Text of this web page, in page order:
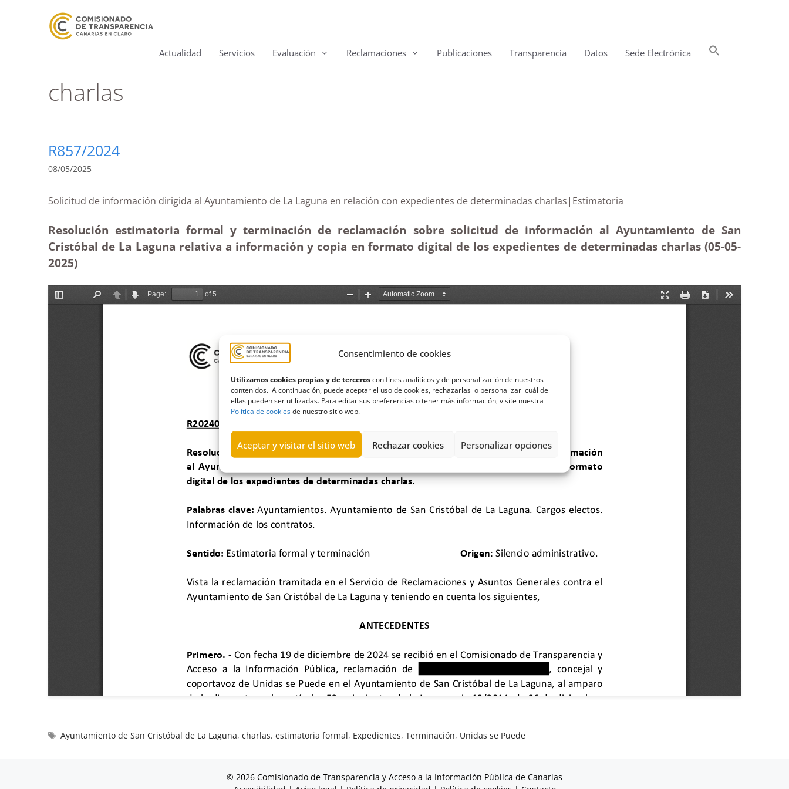
Consentimiento de cookies
Utilizamos cookies propias y de terceroscon fines analíticos y de personalización de nuestros
contenidos. A continuación, puede aceptar el uso de cookies, rechazarlas o personalizar cuál de
ellas pueden ser utilizadas. Para editar sus preferencias o tener más información, visite nuestra
Política de cookiesde nuestro sitio web.
Aceptar y visitar el sitio web Rechazar cookies Personalizar opciones
Actualidad Servicios Evaluación Reclamaciones Publicaciones Transparencia Datos Sede Electrónica
charlas
R857/2024
08/05/2025
Solicitud de información dirigida al Ayuntamiento de La Laguna en relación con expedientes de determinadas charlas|Estimatoria
Resolución estimatoria formal y terminación de reclamación sobre solicitud de información al Ayuntamiento de San
Cristóbal de La Laguna relativa a información y copia en formato digital de los expedientes de determinadas charlas (05-05-
2025)
Ayuntamiento de San Cristóbal de La Laguna,charlas,estimatoria formal, Expedientes,Terminación, Unidas se Puede
© 2026 Comisionado de Transparencia y Acceso a la Información Pública de Canarias